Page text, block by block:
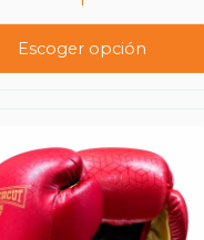
Escoger opción